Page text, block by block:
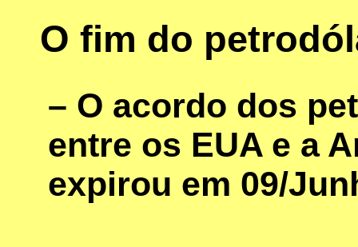
O fim do
– O acordo dos
entre os EUA e a
expirou em 09/